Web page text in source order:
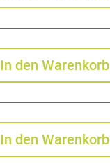
In den Warenkorb
In den Warenkorb